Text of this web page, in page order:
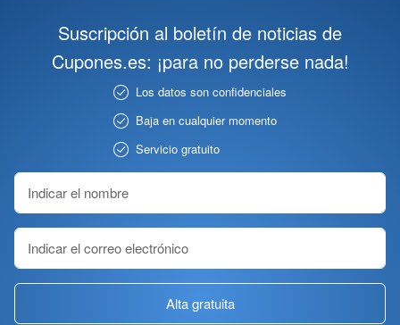
Suscripción al boletín de noticias de
Cupones.es: ¡para no perderse nada!
Los datos son confidenciales
Baja en cualquier momento
Servicio gratuito
Alta gratuita